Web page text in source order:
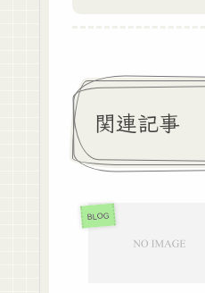
関連記事
BLOG